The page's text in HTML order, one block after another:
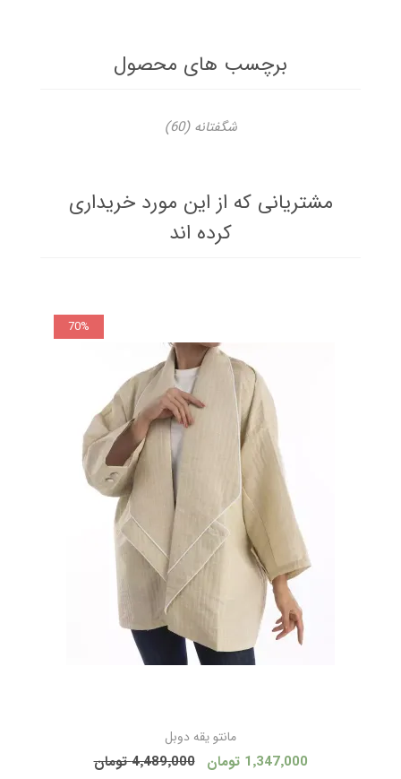
برچسب های محصول
شگفتانه (60)
مشتریانی که از این مورد خریداری
کرده اند
70%
مانتو يقه دوبل
1٬347٬000 تومان 4٬489٬000 تومان